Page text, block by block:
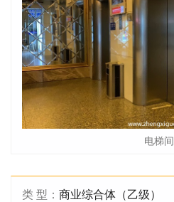
电梯间
类 型： 商业综合体（乙级）